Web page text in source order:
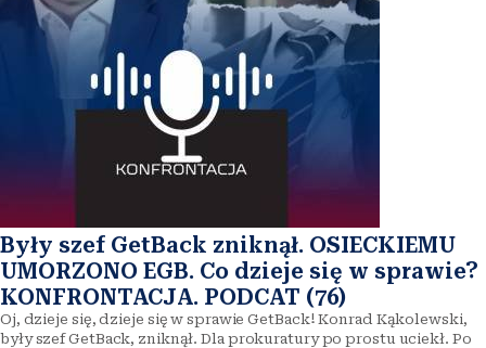
Były szef GetBack zniknął. OSIECKIEMU
UMORZONO EGB. Co dzieje się w sprawie?
KONFRONTACJA. PODCAT (76)
Oj, dzieje się, dzieje się w sprawie GetBack! Konrad Kąkolewski,
były szef GetBack, zniknął. Dla prokuratury po prostu uciekł. Po